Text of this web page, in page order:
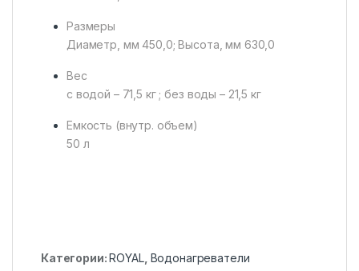
Размеры
Диаметр, мм 450,0; Высота, мм 630,0
Вес
с водой – 71,5 кг ; без воды – 21,5 кг
Емкость (внутр. объем)
50 л
Категории:ROYAL, Водонагреватели